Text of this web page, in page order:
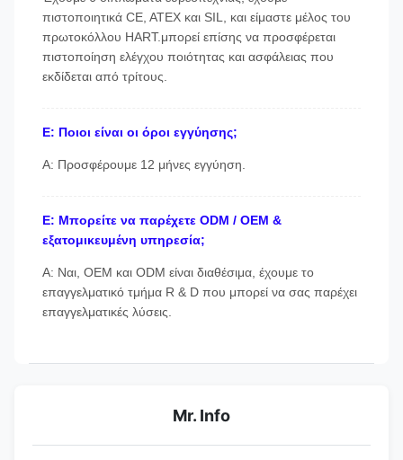
πιστοποιητικά CE, ATEX και SIL, και είμαστε μέλος του
πρωτοκόλλου HART.μπορεί επίσης να προσφέρεται
πιστοποίηση ελέγχου ποιότητας και ασφάλειας που
εκδίδεται από τρίτους.
Ε: Ποιοι είναι οι όροι εγγύησης;
Α: Προσφέρουμε 12 μήνες εγγύηση.
Ε: Μπορείτε να παρέχετε ODM / OEM &
εξατομικευμένη υπηρεσία;
Α: Ναι, OEM και ODM είναι διαθέσιμα, έχουμε το
επαγγελματικό τμήμα R & D που μπορεί να σας παρέχει
επαγγελματικές λύσεις.
Mr. Info